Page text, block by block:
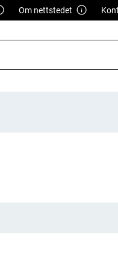
Om nettstedet